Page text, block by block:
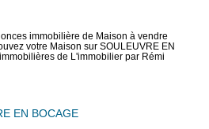
DE BIENS
Gestion
Assurance
immobilière de Maison à vendre
votre Maison sur SOULEUVRE EN
de L'immobilier par Rémi
EN BOCAGE